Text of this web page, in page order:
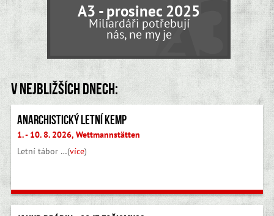
A3 - prosinec 2025
Miliardáři potřebují
nás, ne my je
V nejbližších dnech:
Anarchistický letní kemp
1. - 10. 8. 2026, Wettmannstätten
Letní tábor …(více)